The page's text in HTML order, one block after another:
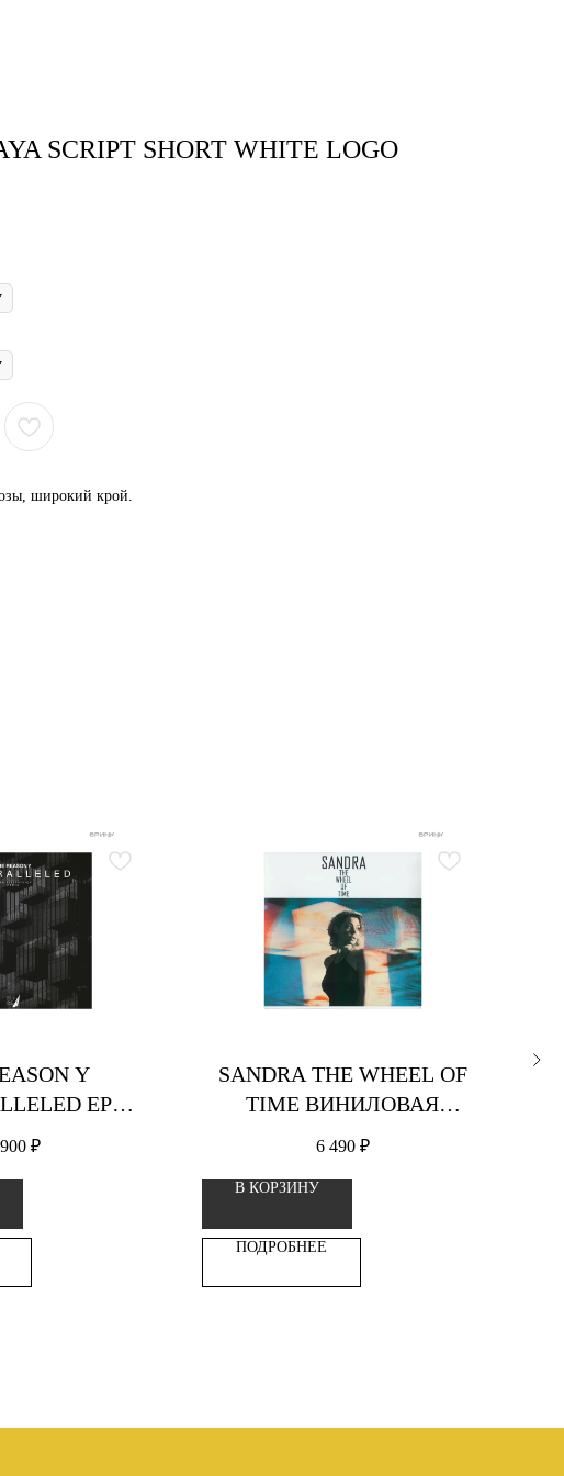
SCRIPT SHORT WHITE LOGO
широкий крой.
Y
EP
ПЛАСТИНКА
₽
SANDRA THE WHEEL OF
TIME ВИНИЛОВАЯ
ПЛАСТИНКА
6 490 ₽
В КОРЗИНУ
ПОДРОБНЕЕ